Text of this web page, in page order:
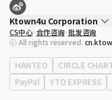
Ktown4u Corporation
代表
宋効珉
营业执照 120-87-71116
公司地址 首尔特别市 江南区 岭
CS中心 合作咨询 批发咨询
ⓒ All rights reserved.
HANTEO CIRCLE
PayPal
YTO EXPRESS